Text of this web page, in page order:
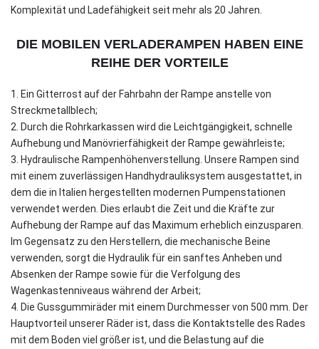
Komplexität und Ladefähigkeit seit mehr als 20 Jahren.
DIE MOBILEN VERLADERAMPEN HABEN EINE
REIHE DER VORTEILE
1. Ein Gitterrost auf der Fahrbahn der Rampe anstelle von
Streckmetallblech;
2. Durch die Rohrkarkassen wird die Leichtgängigkeit, schnelle
Aufhebung und Manövrierfähigkeit der Rampe gewährleiste;
3. Hydraulische Rampenhöhenverstellung. Unsere Rampen sind
mit einem zuverlässigen Handhydrauliksystem ausgestattet, in
dem die in Italien hergestellten modernen Pumpenstationen
verwendet werden. Dies erlaubt die Zeit und die Kräfte zur
Aufhebung der Rampe auf das Maximum erheblich einzusparen.
Im Gegensatz zu den Herstellern, die mechanische Beine
verwenden, sorgt die Hydraulik für ein sanftes Anheben und
Absenken der Rampe sowie für die Verfolgung des
Wagenkastenniveaus während der Arbeit;
4. Die Gussgummiräder mit einem Durchmesser von 500 mm. Der
Hauptvorteil unserer Räder ist, dass die Kontaktstelle des Rades
mit dem Boden viel größer ist, und die Belastung auf die